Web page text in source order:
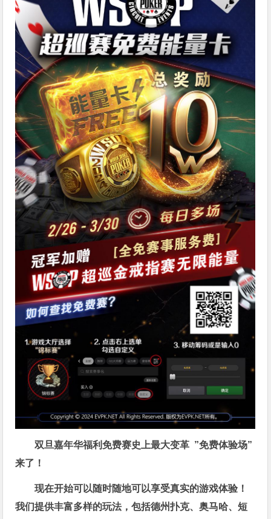
双旦嘉年华福利免费赛史上最大变革 ”免费体验场”
来了！
现在开始可以随时随地可以享受真实的游戏体验！
我们提供丰富多样的玩法，包括德州扑克、奥马哈、短